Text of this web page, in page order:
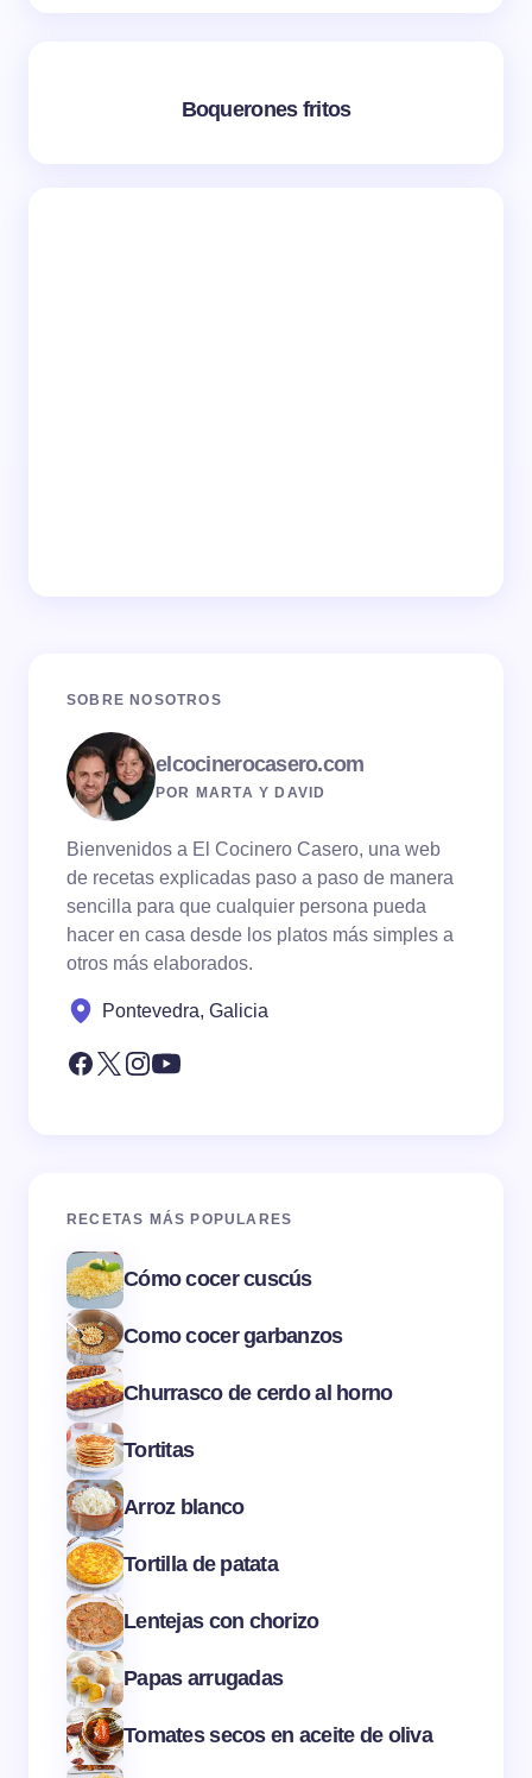
Boquerones fritos
SOBRE NOSOTROS
elcocinerocasero.com
POR MARTA Y DAVID
Bienvenidos a El Cocinero Casero, una web
de recetas explicadas paso a paso de manera
sencilla para que cualquier persona pueda
hacer en casa desde los platos más simples a
otros más elaborados.
Pontevedra, Galicia
RECETAS MÁS POPULARES
Cómo cocer cuscús
Como cocer garbanzos
Churrasco de cerdo al horno
Tortitas
Arroz blanco
Tortilla de patata
Lentejas con chorizo
Papas arrugadas
Tomates secos en aceite de oliva